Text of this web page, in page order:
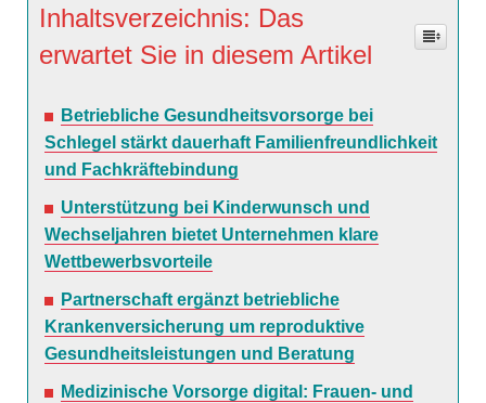
Inhaltsverzeichnis: Das
erwartet Sie in diesem Artikel
Betriebliche Gesundheitsvorsorge bei
Schlegel stärkt dauerhaft Familienfreundlichkeit
und Fachkräftebindung
Unterstützung bei Kinderwunsch und
Wechseljahren bietet Unternehmen klare
Wettbewerbsvorteile
Partnerschaft ergänzt betriebliche
Krankenversicherung um reproduktive
Gesundheitsleistungen und Beratung
Medizinische Vorsorge digital: Frauen- und